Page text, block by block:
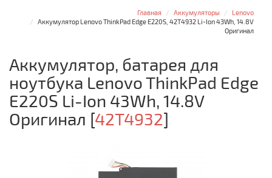
Главная Аккумуляторы
Lenovo
Аккумулятор Lenovo ThinkPad Edge E220S, 42T4932 Li-Ion 43Wh, 14.8V
Оригинал
Аккумулятор, батарея для
ноутбука Lenovo ThinkPad Edge
E220S Li-Ion 43Wh, 14.8V
Оригинал [42T4932]